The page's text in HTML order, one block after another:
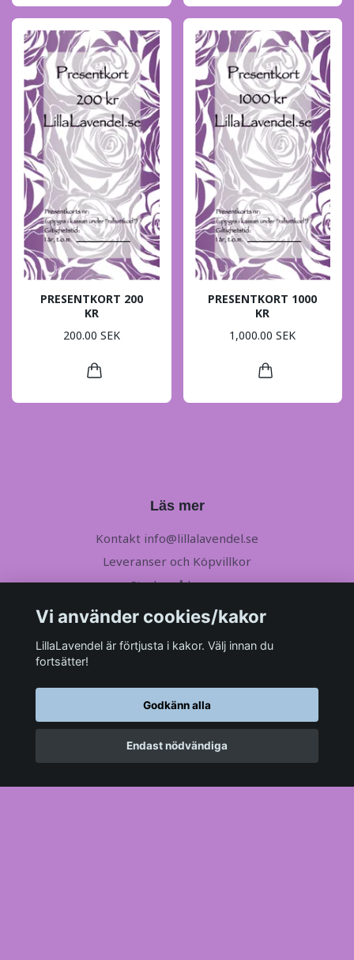
PRESENTKORT 200
KR
200.00 SEK
PRESENTKORT 1000
KR
1,000.00 SEK
Läs mer
Kontakt info@lillalavendel.se
Leveranser och Köpvillkor
Stryka på lappar
Om internetbutiken LillaLavendel.se
🏵LISA TIPSAR🏵
Sociala medier
Vi använder cookies/kakor
LillaLavendel är förtjusta i kakor. Välj innan du
fortsätter!
Godkänn alla
Endast nödvändiga